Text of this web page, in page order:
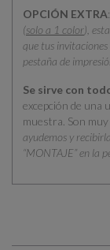
OPCIÓN EXTRA:
(solo a 1 color),
que tus
pestaña de
Se sirve con
excepción de una
muestra. Son
ayudemos y
“MONTAJE” en la